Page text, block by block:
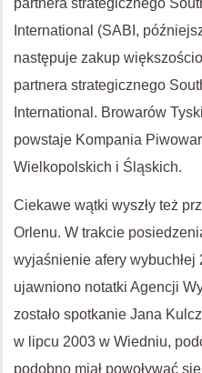
partnera strategicznego
International (SABI,
następuje zakup
partnera strategicznego
International. Browarów
powstaje Kompania
Wielkopolskich i Śląskich.
Ciekawe wątki wyszły też
Orlenu. W trakcie
wyjaśnienie afery wybuchłej
ujawniono notatki Agencji
zostało spotkanie Jana
w lipcu 2003 w Wiedniu,
podobno miał powoływać